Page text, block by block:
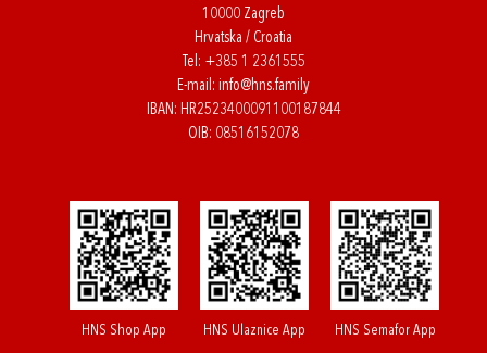
10000 Zagreb
Hrvatska / Croatia
Tel: +385 1 2361555
E-mail: info@hns.family
IBAN: HR2523400091100187844
OIB: 08516152078
HNS Shop App HNS Ulaznice App HNS Semafor App